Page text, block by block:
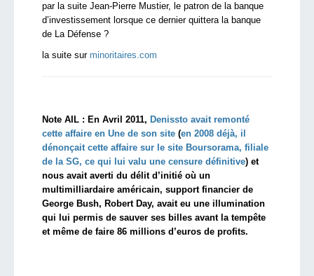
par la suite Jean-Pierre Mustier, le patron de la banque
d’investissement lorsque ce dernier quittera la banque
de La Défense ?
la suite sur minoritaires.com
Note AIL : En Avril 2011, Denissto avait remonté
cette affaire en Une de son site (en 2008 déjà, il
dénonçait cette affaire sur le site Boursorama, filiale
de la SG, ce qui lui valu une censure définitive) et
nous avait averti du délit d’initié où un
multimilliardaire américain, support financier de
George Bush, Robert Day, avait eu une illumination
qui lui permis de sauver ses billes avant la tempête
et même de faire 86 millions d’euros de profits.